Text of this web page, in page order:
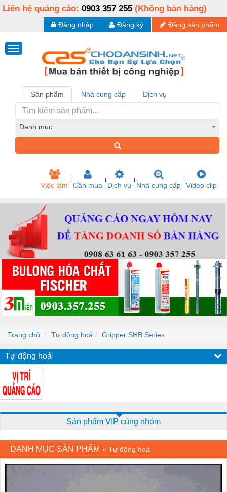
Liên hệ quảng cáo: 0903 357 255 (Không bán hàng)
Đăng sản phẩm
Đăng ký
Đăng nhập
Sản phẩm Nhà cung cấp Dịch vụ
Danh mục
Việc làm Cần mua Dịch vụ Nhà cung cấp Video clip
Trang chủ Tự động hoá Gripper SHB Series
Tự động hoá
Sản phẩm VIP cùng nhóm
DANH MỤC SẢN PHẨM » Tự động hoá